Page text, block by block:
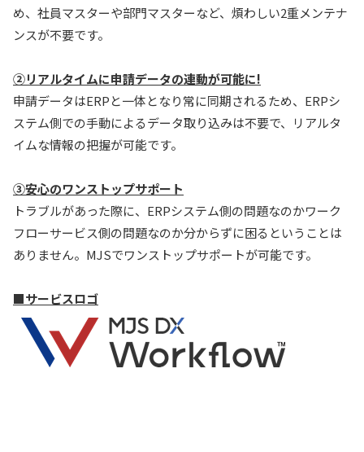
め、社員マスターや部門マスターなど、煩わしい2重メンテナ
ンスが不要です。
②リアルタイムに申請データの連動が可能に!
申請データはERPと一体となり常に同期されるため、ERPシ
ステム側での手動によるデータ取り込みは不要で、リアルタ
イムな情報の把握が可能です。
③安心のワンストップサポート
トラブルがあった際に、ERPシステム側の問題なのかワーク
フローサービス側の問題なのか分からずに困るということは
ありません。MJSでワンストップサポートが可能です。
■サービスロゴ